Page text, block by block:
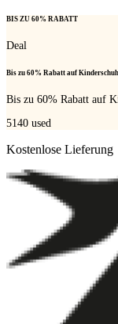
BIS ZU 60% RABATT
Deal
Bis zu 60% Rabatt auf
Bis zu 60% Rabatt auf
5140 used
Kostenlose Lieferung